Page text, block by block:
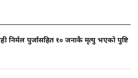
निर्मल पुर्जासहित १० जनाकै मृत्यु भएको पुष्टि